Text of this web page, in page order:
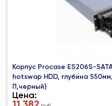
Корпус Procase ES206S-
hotswap HDD, глубина
П,черный}
Цена: